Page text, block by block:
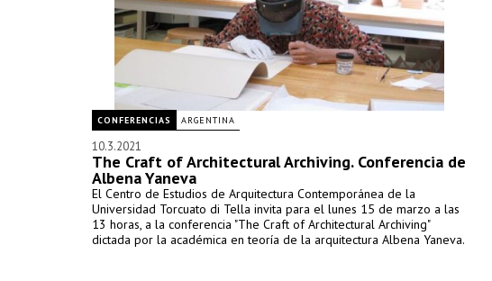
CONFERENCIAS ARGENTINA
10.3.2021
The Craft of Architectural Archiving. Conferencia de
Albena Yaneva
El Centro de Estudios de Arquitectura Contemporánea de la
Universidad Torcuato di Tella invita para el lunes 15 de marzo a las
13 horas, a la conferencia "The Craft of Architectural Archiving"
dictada por la académica en teoría de la arquitectura Albena Yaneva.